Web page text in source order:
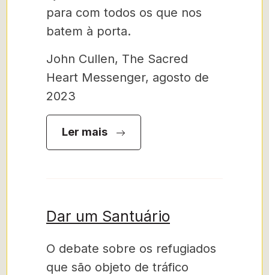
para com todos os que nos
batem à porta.
John Cullen, The Sacred
Heart Messenger, agosto de
2023
Ler mais
Dar um Santuário
O debate sobre os refugiados
que são objeto de tráfico